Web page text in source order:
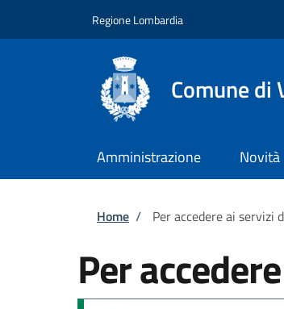
Regione Lombardia
Comune di
Amministrazione Novità
Briciole di
Home / Per accedere ai
Per